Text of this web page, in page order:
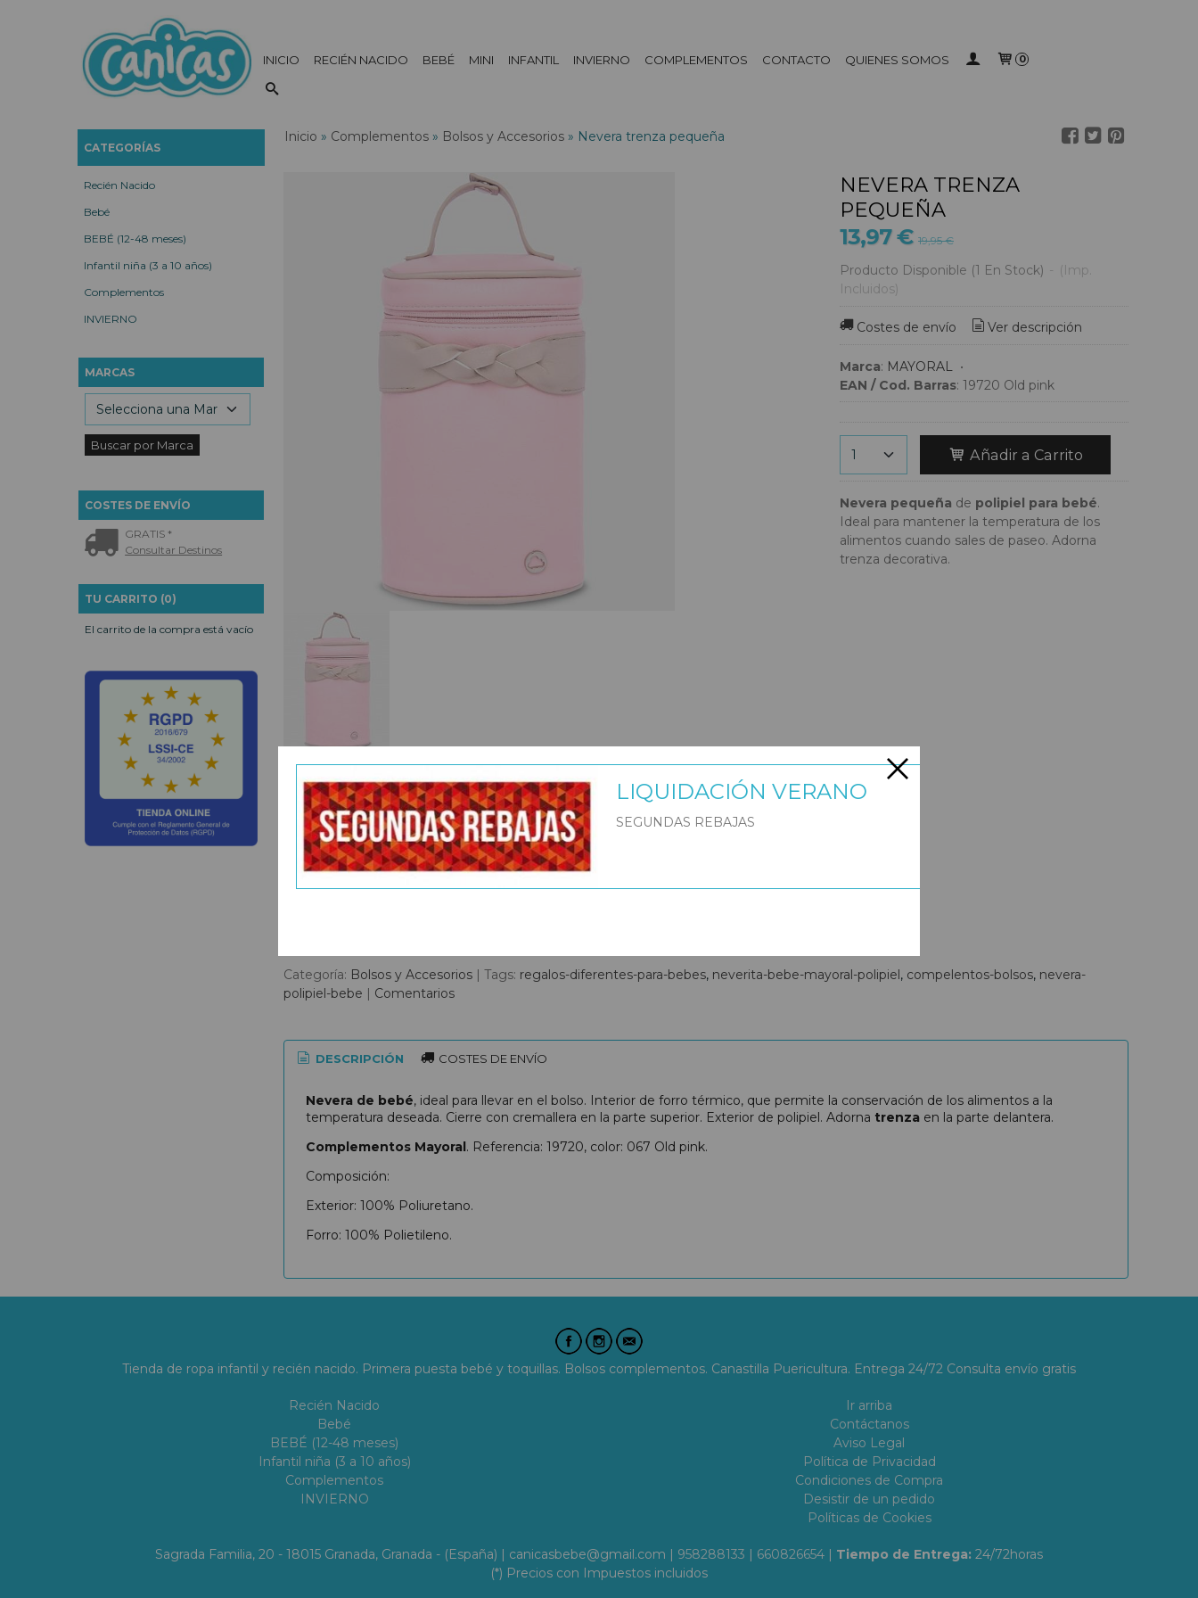
INICIO RECIÉN NACIDO BEBÉ MINI INFANTIL INVIERNO COMPLEMENTOS CONTACTO QUIENES SOMOS 0
CATEGORÍAS
Recién Nacido
Bebé
BEBÉ (12-48 meses)
Infantil niña (3 a 10 años)
Complementos
INVIERNO
MARCAS
COSTES DE ENVÍO
GRATIS *
Consultar Destinos
TU CARRITO (0)
El carrito de la compra está vacío
Inicio » Complementos » Bolsos y Accesorios » Nevera trenza pequeña
NEVERA TRENZA
PEQUEÑA
13,97 € 19,95 €
Producto Disponible (1 En Stock) - (Imp.
Incluidos)
Costes de envío Ver descripción
Marca: MAYORAL •
EAN / Cod. Barras: 19720 Old pink
Añadir a Carrito
Nevera pequeña de polipiel para bebé.
Ideal para mantener la temperatura de los
alimentos cuando sales de paseo. Adorna
trenza decorativa.
Categoría: Bolsos y Accesorios | Tags: regalos-diferentes-para-bebes neverita-bebe-mayoral-polipiel compelentos-bolsos nevera-
polipiel-bebe | Comentarios
DESCRIPCIÓN COSTES DE ENVÍO
Neverade bebé, ideal para llevar en el bolso. Interior de forro térmico, que permite la conservación de los alimentos a la
temperatura deseada. Cierre con cremallera en la parte superior. Exterior de polipiel. Adorna trenzaen la parte delantera.
Complementos Mayoral. Referencia: 19720, color: 067 Old pink.
Composición:
Exterior: 100% Poliuretano.
Forro: 100% Polietileno.
Tienda de ropa infantil y recién nacido. Primera puesta bebé y toquillas. Bolsos complementos. Canastilla Puericultura. Entrega 24/72 Consulta envío gratis
Recién Nacido
Bebé
BEBÉ (12-48 meses)
Infantil niña (3 a 10 años)
Complementos
INVIERNO
Ir arriba
Contáctanos
Aviso Legal
Política de Privacidad
Condiciones de Compra
Desistir de un pedido
Políticas de Cookies
Sagrada Familia, 20 - 18015 Granada, Granada - (España) | canicasbebe@gmail.com | 958288133 | 660826654 | Tiempo de Entrega: 24/72horas
(*) Precios con Impuestos incluidos
LIQUIDACIÓN VERANO
SEGUNDAS REBAJAS